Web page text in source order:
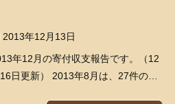
2013年12月13日
年12月の寄付収支報告です。（12
日更新） 2013年8月は、27件の出